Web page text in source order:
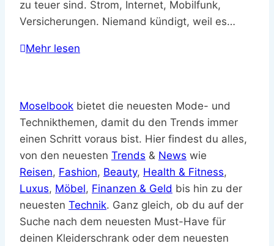
zu teuer sind. Strom, Internet, Mobilfunk,
Versicherungen. Niemand kündigt, weil es…
Mehr lesen
Moselbook bietet die neuesten Mode- und
Technikthemen, damit du den Trends immer
einen Schritt voraus bist. Hier findest du alles,
von den neuesten Trends & News wie
Reisen, Fashion, Beauty, Health & Fitness,
Luxus, Möbel, Finanzen & Geld bis hin zu der
neuesten Technik. Ganz gleich, ob du auf der
Suche nach dem neuesten Must-Have für
deinen Kleiderschrank oder dem neuesten